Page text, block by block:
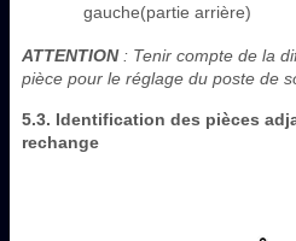
gauche(partie arrière)
ATTENTION: Tenir compte de la
pièce pour le réglage du poste de
5.3. Identification des pièces
rechange